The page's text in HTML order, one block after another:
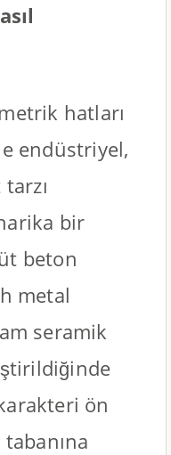
hatları
endüstriyel,
bir
beton
metal
seramik
ön
tabanına